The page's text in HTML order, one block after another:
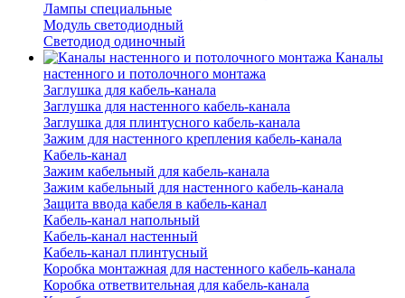
Лампы специальные
Модуль светодиодный
Светодиод одиночный
Каналы
настенного и потолочного монтажа
Заглушка для кабель-канала
Заглушка для настенного кабель-канала
Заглушка для плинтусного кабель-канала
Зажим для настенного крепления кабель-канала
Кабель-канал
Зажим кабельный для кабель-канала
Зажим кабельный для настенного кабель-канала
Защита ввода кабеля в кабель-канал
Кабель-канал напольный
Кабель-канал настенный
Кабель-канал плинтусный
Коробка монтажная для настенного кабель-канала
Коробка ответвительная для кабель-канала